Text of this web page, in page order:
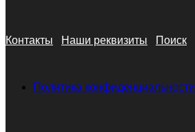
Контакты Наши реквизиты Поиск
Политика конфиденциальности